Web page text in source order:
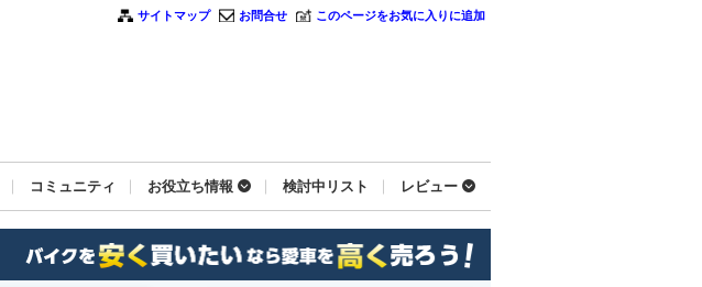
サイトマップ お問合せ このページをお気に入りに追加
コミュニティ お役立ち情報 検討中リスト レビュー